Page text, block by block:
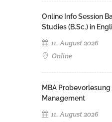
Online Info Session
Studies (B.Sc.) in
11. August 2026
Online
MBA
Management
11. August 2026